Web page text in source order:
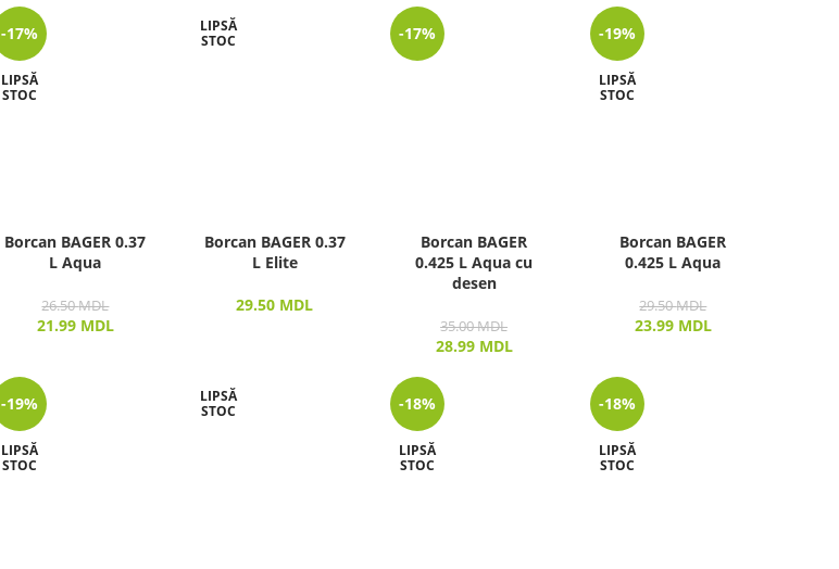
-17%
LIPSĂ
STOC
Borcan BAGER 0.37
L Aqua
26.50MDL
21.99 MDL
LIPSĂ
STOC
Borcan BAGER 0.37
L Elite
29.50 MDL
-17%
Borcan BAGER
0.425 L Aqua cu
desen
35.00MDL
28.99 MDL
-19%
LIPSĂ
STOC
Borcan BAGER
0.425 L Aqua
29.50MDL
23.99 MDL
-19%
LIPSĂ
STOC
LIPSĂ
STOC
-18%
LIPSĂ
STOC
-18%
LIPSĂ
STOC